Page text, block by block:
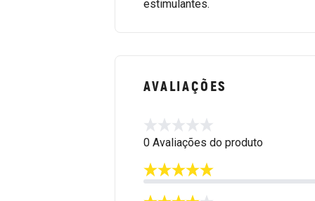
estimulantes.
AVALIAÇÕES
0 Avaliações do produto